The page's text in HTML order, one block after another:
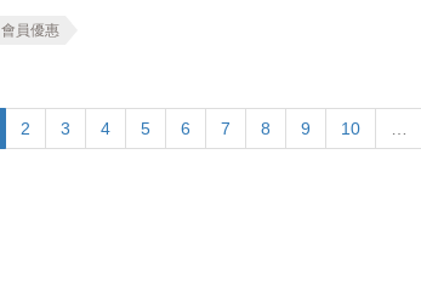
會員優惠
2 3 4 5 6 7 8 9 10